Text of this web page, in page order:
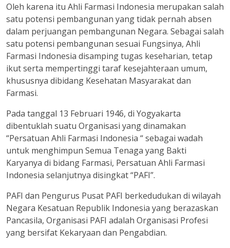
Oleh karena itu Ahli Farmasi Indonesia merupakan salah
satu potensi pembangunan yang tidak pernah absen
dalam perjuangan pembangunan Negara. Sebagai salah
satu potensi pembangunan sesuai Fungsinya, Ahli
Farmasi Indonesia disamping tugas keseharian, tetap
ikut serta mempertinggi taraf kesejahteraan umum,
khususnya dibidang Kesehatan Masyarakat dan
Farmasi.
Pada tanggal 13 Februari 1946, di Yogyakarta
dibentuklah suatu Organisasi yang dinamakan
“Persatuan Ahli Farmasi Indonesia “ sebagai wadah
untuk menghimpun Semua Tenaga yang Bakti
Karyanya di bidang Farmasi, Persatuan Ahli Farmasi
Indonesia selanjutnya disingkat “PAFI”.
PAFI dan Pengurus Pusat PAFI berkedudukan di wilayah
Negara Kesatuan Republik Indonesia yang berazaskan
Pancasila, Organisasi PAFI adalah Organisasi Profesi
yang bersifat Kekaryaan dan Pengabdian.